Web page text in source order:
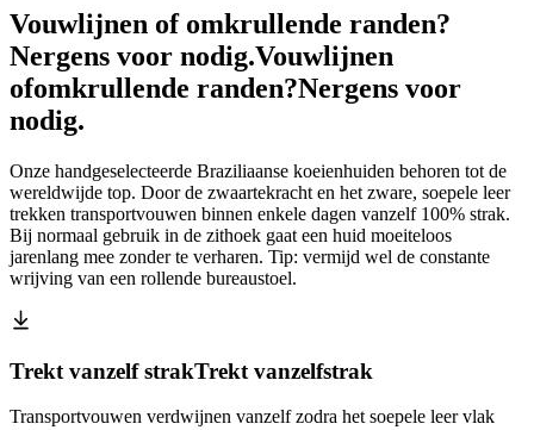
Vouwlijnen of omkrullende randen?
Nergens voor nodig.Vouwlijnen
ofomkrullende randen?Nergens voor
nodig.
Onze handgeselecteerde Braziliaanse koeienhuiden behoren tot de
wereldwijde top. Door de zwaartekracht en het zware, soepele leer
trekken transportvouwen binnen enkele dagen vanzelf 100% strak.
Bij normaal gebruik in de zithoek gaat een huid moeiteloos
jarenlang mee zonder te verharen. Tip: vermijd wel de constante
wrijving van een rollende bureaustoel.
Trekt vanzelf strakTrekt vanzelfstrak
Transportvouwen verdwijnen vanzelf zodra het soepele leer vlak